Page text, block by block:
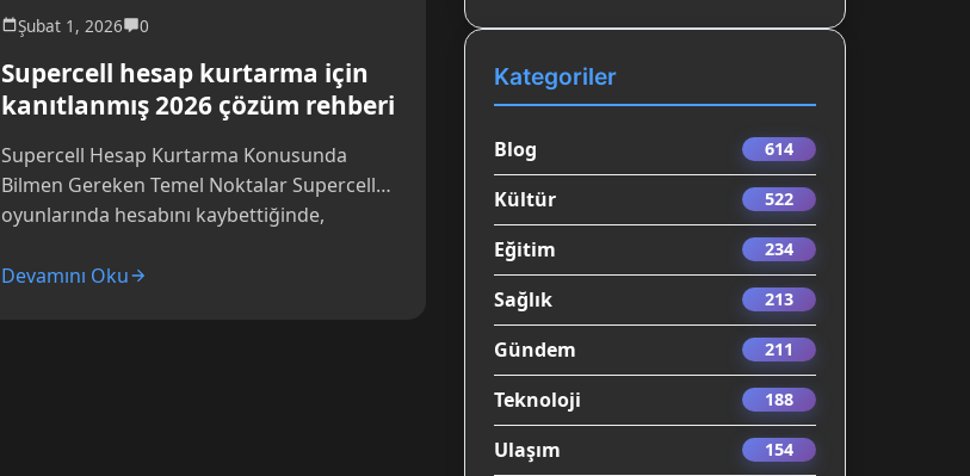
Şubat 1, 2026 0
Supercell hesap kurtarma için
kanıtlanmış 2026 çözüm rehberi
Supercell Hesap Kurtarma Konusunda
Bilmen Gereken Temel Noktalar Supercell
oyunlarında hesabını kaybettiğinde,
Yıllar süren...
Devamını Oku
Kategoriler
Blog 614
Kültür 522
Eğitim 234
Sağlık 213
Gündem 211
Teknoloji 188
Ulaşım 154